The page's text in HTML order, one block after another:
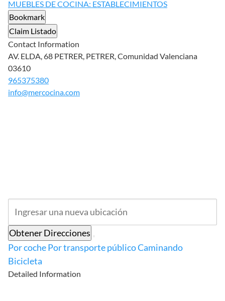
MUEBLES DE COCINA: ESTABLECIMIENTOS
Bookmark
Claim Listado
Contact Information
AV. ELDA, 68 PETRER, PETRER, Comunidad Valenciana
03610
965375380
info@mercocina.com
Obtener Direcciones
Por cochePor transporte públicoCaminando
Bicicleta
Detailed Information